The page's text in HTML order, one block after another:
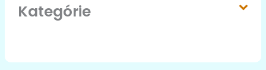
Kategórie